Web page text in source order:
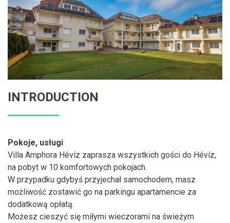
INTRODUCTION
Pokoje, usługi
Villa Amphora Hévíz zaprasza wszystkich gości do Hévíz,
na pobyt w 10 komfortowych pokojach.
W przypadku gdybyś przyjechał samochodem, masz
możliwość zostawić go na parkingu apartamencie za
dodatkową opłatą.
Możesz cieszyć się miłymi wieczorami na świeżym